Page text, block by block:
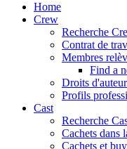
Home
Crew
Recherche
Contrat de
Membres
Find a
Droits
Profils
Cast
Recherche
Cachets dans
Cachets et